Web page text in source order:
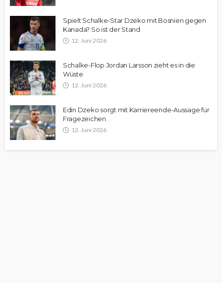
Spielt Schalke-Star Dzeko mit Bosnien gegen
Kanada? So ist der Stand
12. Juni 2026
Schalke-Flop Jordan Larsson zieht es in die
Wüste
12. Juni 2026
Edin Dzeko sorgt mit Karriereende-Aussage für
Fragezeichen
12. Juni 2026